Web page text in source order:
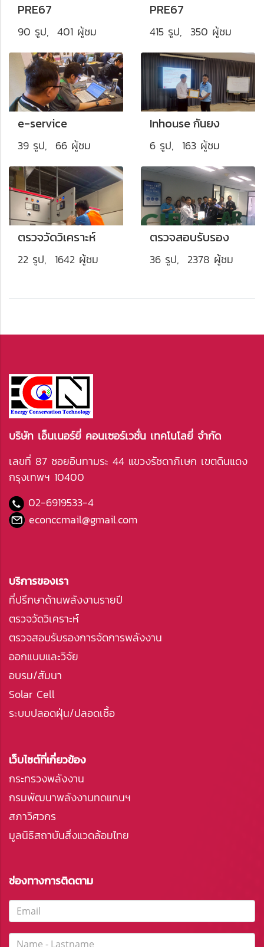
PRE67
90 รูป, 401 ผู้ชม
PRE67
415 รูป, 350 ผู้ชม
e-service
39 รูป, 66 ผู้ชม
Inhouse กันยง
6 รูป, 163 ผู้ชม
ตรวจวัดวิเคราะห์
22 รูป, 1642 ผู้ชม
ตรวจสอบรับรอง
36 รูป, 2378 ผู้ชม
บริษัท เอ็นเนอร์ยี่ คอนเซอร์เวชั่น เทคโนโลยี่ จำกัด
เลขที่ 87 ซอยอินทามระ 44 แขวงรัชดาภิเษก เขตดินแดง
กรุงเทพฯ 10400
02-6919533-4
econccmail@gmail.com
บริการของเรา
ที่ปรึกษาด้านพลังงานรายปี
ตรวจวัดวิเคราะห์
ตรวจสอบรับรองการจัดการพลังงาน
ออกแบบและวิจัย
อบรม/สัมนา
Solar Cell
ระบบปลอดฝุ่น/ปลอดเชื้อ
เว็บไซต์ที่เกี่ยวข้อง
กระทรวงพลังงาน
กรมพัฒนาพลังงานทดแทนฯ
สภาวิศวกร
มูลนิธิสถาบันสิ่งแวดล้อมไทย
ช่องทางการติดตาม